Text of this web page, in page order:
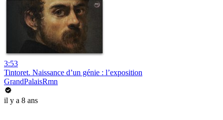
3:53
Tintoret. Naissance d’un génie : l’exposition
GrandPalaisRmn
il y a 8 ans